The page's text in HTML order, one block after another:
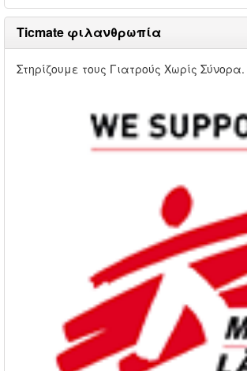
Ticmate φιλανθρωπία
Στηρίζουμε τους Γιατρούς Χωρίς Σύνορα.